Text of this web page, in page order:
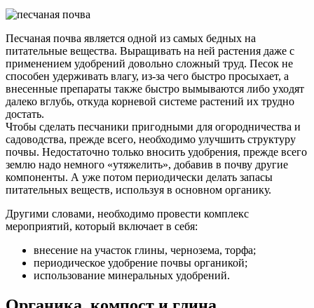
Песчаная почва является одной из самых бедных на
питательные вещества. Выращивать на ней растения даже с
применением удобрений довольно сложный труд. Песок не
способен удерживать влагу, из-за чего быстро просыхает, а
внесенные препараты также быстро вымываются либо уходят
далеко вглубь, откуда корневой системе растений их трудно
достать.
Чтобы сделать песчаники пригодными для огородничества и
садоводства, прежде всего, необходимо улучшить структуру
почвы. Недостаточно только вносить удобрения, прежде всего
землю надо немного «утяжелить», добавив в почву другие
компоненты. А уже потом периодически делать запасы
питательных веществ, используя в основном органику.
Другими словами, необходимо провести комплекс
мероприятий, который включает в себя:
внесение на участок глины, чернозема, торфа;
периодическое удобрение почвы органикой;
использование минеральных удобрений.